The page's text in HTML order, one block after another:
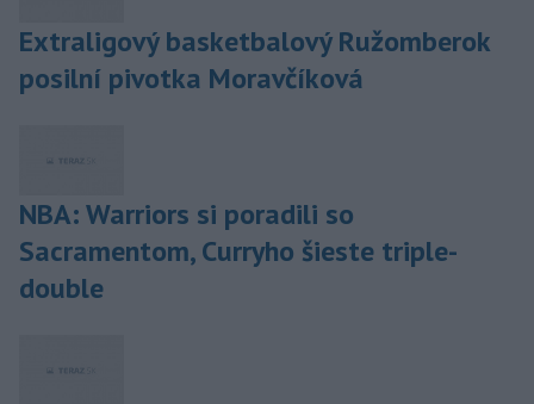
Extraligový basketbalový Ružomberok
posilní pivotka Moravčíková
NBA: Warriors si poradili so
Sacramentom, Curryho šieste triple-
double